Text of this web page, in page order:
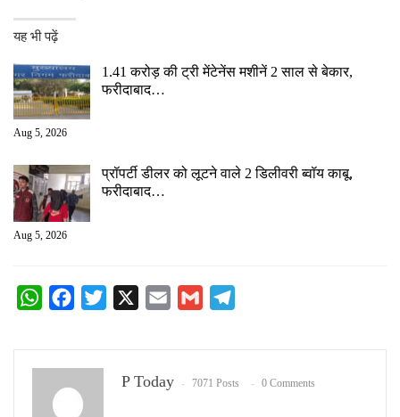
यह भी पढ़ें
1.41 करोड़ की ट्री मेंटेनेंस मशीनें 2 साल से बेकार,
फरीदाबाद…
Aug 5, 2026
प्रॉपर्टी डीलर को लूटने वाले 2 डिलीवरी ब्वॉय काबू,
फरीदाबाद…
Aug 5, 2026
WhatsAppFacebook
Twitter Email Gmail
P Today 7071 Posts 0 Comments